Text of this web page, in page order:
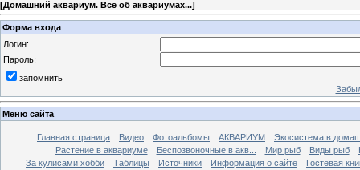
[Домашний аквариум. Всё об аквариумах...]
Форма входа
Логин:
Пароль:
запомнить
Меню сайта
Главная страница Видео Фотоальбомы АКВАРИУМ
Экосистема в
Растение в аквариуме
Беспозвоночные в акв... Мир рыб Виды рыб
За кулисами хобби
Таблицы Источники Информация о сайте
Гостевая